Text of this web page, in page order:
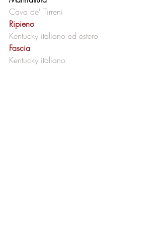
Cava de' Tirreni
Ripieno
Kentucky italiano ed estero
Fascia
Kentucky italiano